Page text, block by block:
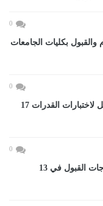
0
التقدم والقبول بكليات الجامعات
0
تنسيق الجامعات 2026.. إتاحة التسجيل لاختبارات القدرات 17
0
تنسيق الثانوى العام 2027.. اعرف درجات القبول في 13